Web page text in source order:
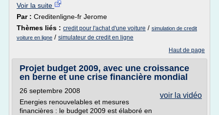
Voir la suite
Par : Creditenligne-fr Jerome
Thèmes liés : credit pour l'achat d'une voiture / simulation de credit
voiture en ligne / simulateur de credit en ligne
Haut de page
Projet budget 2009, avec une croissance
en berne et une crise financière mondial
voir la vidéo
26 septembre 2008
Energies renouvelables et mesures
financières : le budget 2009 est élaboré en